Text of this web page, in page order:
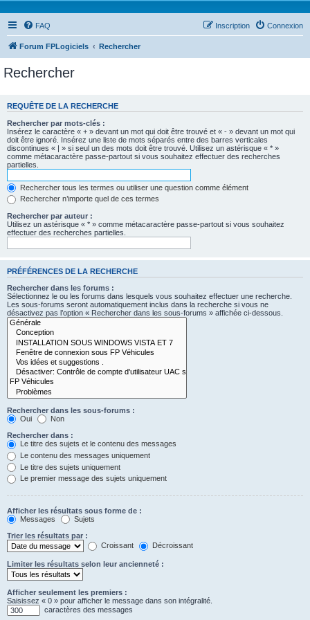
FAQ Connexion
Inscription
Forum FPLogiciels Rechercher
Rechercher
REQUÊTE DE LA RECHERCHE
Rechercher par mots-clés :
Insérez le caractère « + » devant un mot qui doit être trouvé et « - » devant un mot qui
doit être ignoré. Insérez une liste de mots séparés entre des barres verticales
discontinues « | » si seul un des mots doit être trouvé. Utilisez un astérisque « * »
comme métacaractère passe-partout si vous souhaitez effectuer des recherches
partielles.
Rechercher tous les termes ou utiliser une question comme élément
Rechercher n’importe quel de ces termes
Rechercher par auteur :
Utilisez un astérisque « * » comme métacaractère passe-partout si vous souhaitez
effectuer des recherches partielles.
PRÉFÉRENCES DE LA RECHERCHE
Rechercher dans les forums :
Sélectionnez le ou les forums dans lesquels vous souhaitez effectuer une recherche.
Les sous-forums seront automatiquement inclus dans la recherche si vous ne
désactivez pas l’option « Rechercher dans les sous-forums » affichée ci-dessous.
Rechercher dans les sous-forums :
Oui
Non
Rechercher dans :
Le titre des sujets et le contenu des messages
Le contenu des messages uniquement
Le titre des sujets uniquement
Le premier message des sujets uniquement
Afficher les résultats sous forme de :
Messages
Sujets
Trier les résultats par :
Croissant
Décroissant
Limiter les résultats selon leur ancienneté :
Afficher seulement les premiers :
Saisissez « 0 » pour afficher le message dans son intégralité.
caractères des messages